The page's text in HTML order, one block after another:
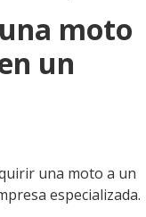
moto
un
una moto a un
especializada.